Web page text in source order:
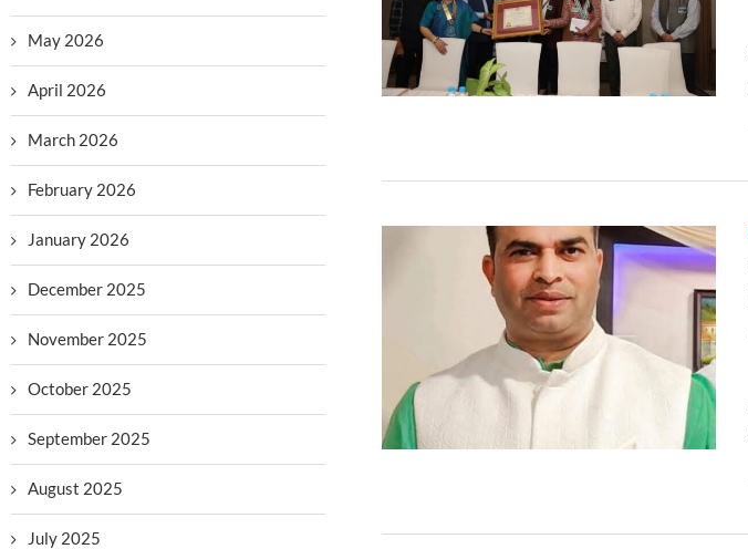
May 2026
April 2026
March 2026
February 2026
January 2026
December 2025
November 2025
October 2025
September 2025
August 2025
July 2025